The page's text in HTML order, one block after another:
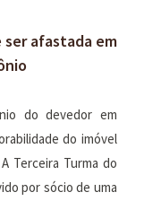
afastada em
do devedor em
do imóvel
Terceira Turma do
por sócio de uma